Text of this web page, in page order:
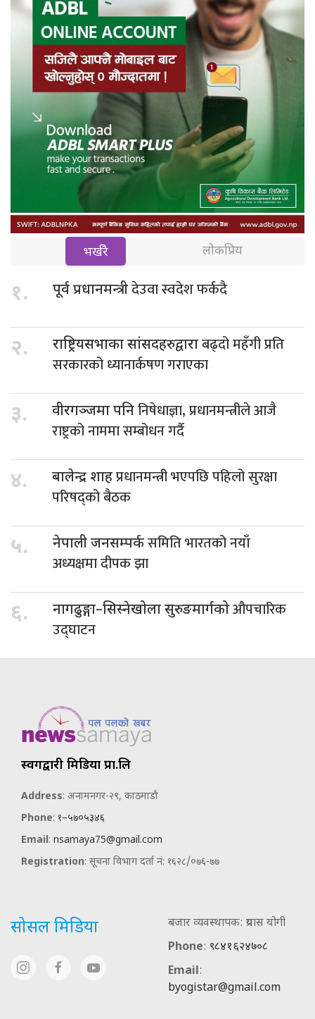
भर्खरै लोकप्रिय
१. पूर्व प्रधानमन्त्रीदेउवा स्वदेश फर्कदै
२. राष्ट्रियसभाका सांसदहरुद्वाराबढ्दो महँगी प्रति
सरकारको ध्यानार्कषण गराएका
३. वीरगञ्जमा पनिनिषेधाज्ञा, प्रधानमन्त्रीले आजै
राष्ट्रको नाममा सम्बोधन गर्दै
४. बालेन्द्र शाहप्रधानमन्त्री भएपछि पहिलो सुरक्षा
परिषद्को बैठक
५. नेपाली जनसम्पर्कसमिति भारतको नयाँ
अध्यक्षमा दीपक झा
६. नागढुङ्गा–सिस्नेखोला सुरुङमार्गकोऔपचारिक
उद्घाटन
स्वर्गद्वारी मिडिया प्रा.लि
Address: अनामनगर-२९, काठमाडौ
Phone: १–५७०५३४६
Email: nsamaya75@gmail.com
Registration: सूचना विभाग दर्ता नं: १६२८/०७६-७७
सोसल मिडिया
बजार व्यवस्थापक: प्रयास योगी
Phone: ९८४१६२४७०८
Email:
byogistar@gmail.com